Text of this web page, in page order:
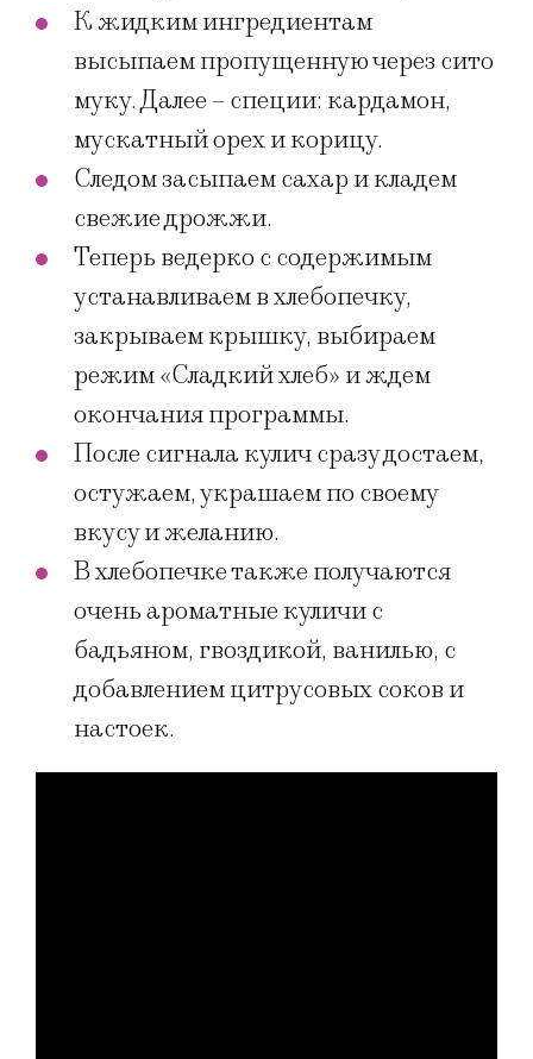
К жидким ингредиентам
высыпаем пропущенную через сито
муку. Далее – специи: кардамон,
мускатный орех и корицу.
Следом засыпаем сахар и кладем
свежие дрожжи.
Теперь ведерко с содержимым
устанавливаем в хлебопечку,
закрываем крышку, выбираем
режим «Сладкий хлеб» и ждем
окончания программы.
После сигнала кулич сразу достаем,
остужаем, украшаем по своему
вкусу и желанию.
В хлебопечке также получаются
очень ароматные куличи с
бадьяном, гвоздикой, ванилью, с
добавлением цитрусовых соков и
настоек.